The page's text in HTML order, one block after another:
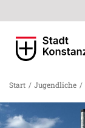
Start / Jugendliche /